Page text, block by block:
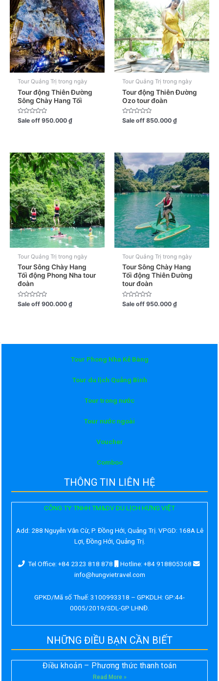
Tour Quảng Trị trong ngày
Tour động Thiên Đường
Sông Chày Hang Tối
Được
xếp
Sale off 950.000₫
Tour Quảng Trị trong ngày
Tour động Thiên Đường
Ozo tour đoàn
Được
xếp
Sale off 850.000₫
Tour Quảng Trị trong ngày
Tour Sông Chày Hang
Tối động Phong Nha tour
đoàn
Được
xếp
Sale off 900.000₫
Tour Quảng Trị trong ngày
Tour Sông Chày Hang
Tối động Thiên Đường
tour đoàn
Được
xếp
Sale off 950.000₫
Tour Phong Nha Kẻ Bàng
Tour du lịch Quảng Bình
Tour trong nước
Tour nước ngoài
Voucher
Comboo
THÔNG TIN LIÊN HỆ
CÔNG TY TNHH TM&DV DU LỊCH HƯNG VIỆT
Add: 288 Nguyễn Văn Cừ, P. Đồng Hới, Quảng Trị. VPGD: 168A Lê
Lợi, Đồng Hới, Quảng Trị.
Tel Office: +84 2323 818 878
Hotline: +84 918805368
info@hungvietravel.com
GPKD/Mã số Thuế: 3100993318 – GPKDLH: GP:44-
0005/2019/SDL-GP LHNĐ.
NHỮNG ĐIỀU BẠN CẦN BIẾT
Điều khoản – Phương thức thanh toán
Read More »